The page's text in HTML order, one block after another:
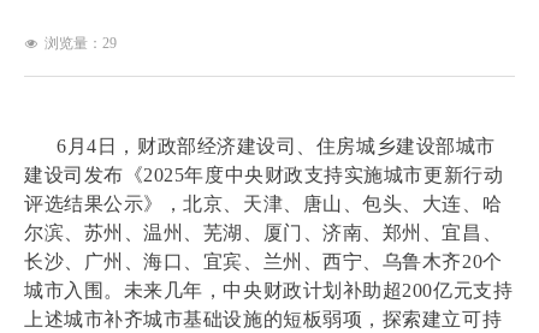
6月4日，财政部经济建设司、住房城乡建设部城市
建设司发布《2025年度中央财政支持实施城市更新行动
评选结果公示》，北京、天津、唐山、包头、大连、哈
尔滨、苏州、温州、芜湖、厦门、济南、郑州、宜昌、
长沙、广州、海口、宜宾、兰州、西宁、乌鲁木齐20个
城市入围。未来几年，中央财政计划补助超200亿元支持
上述城市补齐城市基础设施的短板弱项，探索建立可持
넶 浏览量： 29